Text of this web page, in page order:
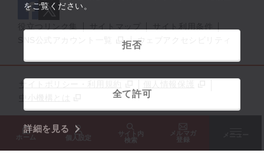
をご覧ください。
拒否
全て許可
詳細を見る
ホーム 個人設定
サイト内
検索
メルマガ
登録
ウェブアクセシビリティ